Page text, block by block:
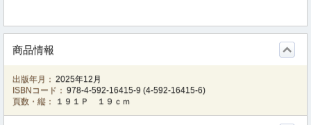
商品情報
出版年月： 2025年12月
ISBNコード： 978-4-592-16415-9 (4-592-16415-6)
頁数・縦：
１９１Ｐ １９ｃｍ